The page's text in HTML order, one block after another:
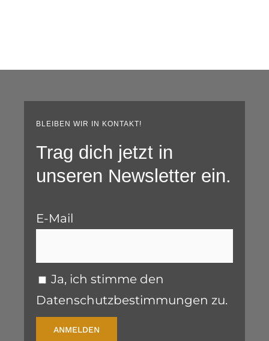
BLEIBEN WIR IN KONTAKT!
Trag dich jetzt in
unseren Newsletter ein.
E-Mail
Ja, ich stimme den
Datenschutzbestimmungen zu.
ANMELDEN